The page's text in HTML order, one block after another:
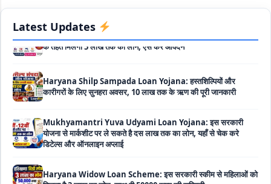
Latest Updates
के तहत मिलेगा 5 लाख तक का लोन, ऐसें करें आवेदन
Haryana Shilp Sampada Loan Yojana: हस्तशिल्पियों और
Mukhyamantri Yuva Udyami Loan Yojana: इस सरकारी
योजना से मार्कशीट पर ले सकते है दस लाख तक का लोन, यहाँ से चेक करे
Haryana Widow Loan Scheme: इस सरकारी स्कीम से महिलाओं को
मिलता है 3 लाख का लोन, साथ ही 50000 रूपए की सब्सिडी